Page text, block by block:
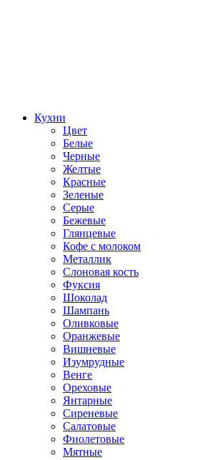
Кухни
Цвет
Белые
Черные
Желтые
Красные
Зеленые
Серые
Бежевые
Глянцевые
Кофе с молоком
Металлик
Слоновая кость
Фуксия
Шоколад
Шампань
Оливковые
Оранжевые
Вишневые
Изумрудные
Венге
Ореховые
Янтарные
Сиреневые
Салатовые
Фиолетовые
Мятные